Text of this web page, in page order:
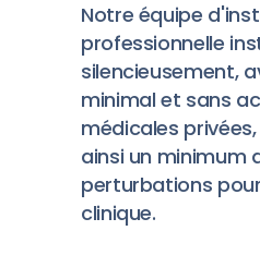
Notre équipe
professionnelle
silencieusement,
minimal et sans
médicales
ainsi un minimum
perturbations
clinique.